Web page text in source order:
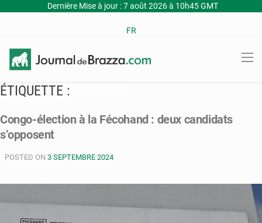
Dernière Mise à jour : 7 août 2026 à 10h45 GMT
FR
ÉTIQUETTE :
Congo-élection à la Fécohand : deux candidats
s’opposent
POSTED ON 3 SEPTEMBRE 2024